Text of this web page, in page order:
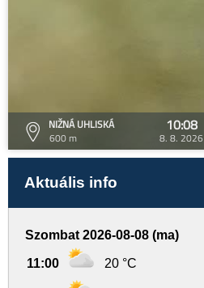
NIŽNÁ UHLISKÁ
600 m
10:08
8. 8. 2026
Aktuális info
Szombat 2026-08-08 (ma)
11:00 20 °C